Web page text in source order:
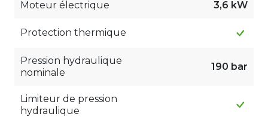
Moteur électrique 3,6 kW
Protection thermique
Pression hydraulique
nominale
190 bar
Limiteur de pression
hydraulique